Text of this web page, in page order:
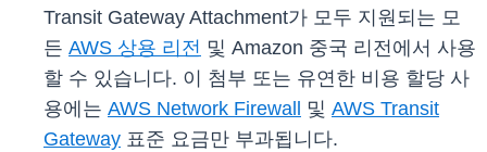
Transit Gateway Attachment가 모두 지원되는 모
든 AWS 상용 리전 및 Amazon 중국 리전에서 사용
할 수 있습니다. 이 첨부 또는 유연한 비용 할당 사
용에는 AWS Network Firewall 및 AWS Transit
Gateway 표준 요금만 부과됩니다.